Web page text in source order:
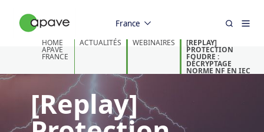
France
HOME
APAVE
FRANCE
ACTUALITÉS WEBINAIRES [REPLAY]
PROTECTION
FOUDRE :
DÉCRYPTAGE
NORME NF EN IEC
[Replay]